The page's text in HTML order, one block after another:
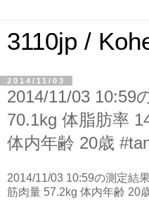
3110jp /
2014/11/03
2014/11/03 10:59
70.1kg 体脂肪率
体内年齢 20歳
2014/11/03 10:59の測定結
筋肉量 57.2kg 体内年齢 20